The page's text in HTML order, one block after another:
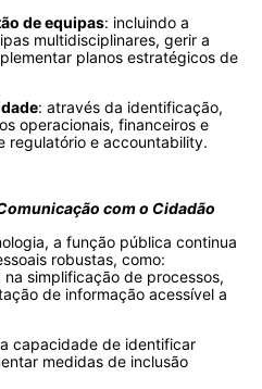
de equipas: incluindo a
multidisciplinares, gerir a
planos estratégicos de
: através da identificação,
operacionais, financeiros e
regulatório e accountability.
com o Cidadão
a função pública continua
robustas, como:
na simplificação de processos,
de informação acessível a
capacidade de identificar
medidas de inclusão